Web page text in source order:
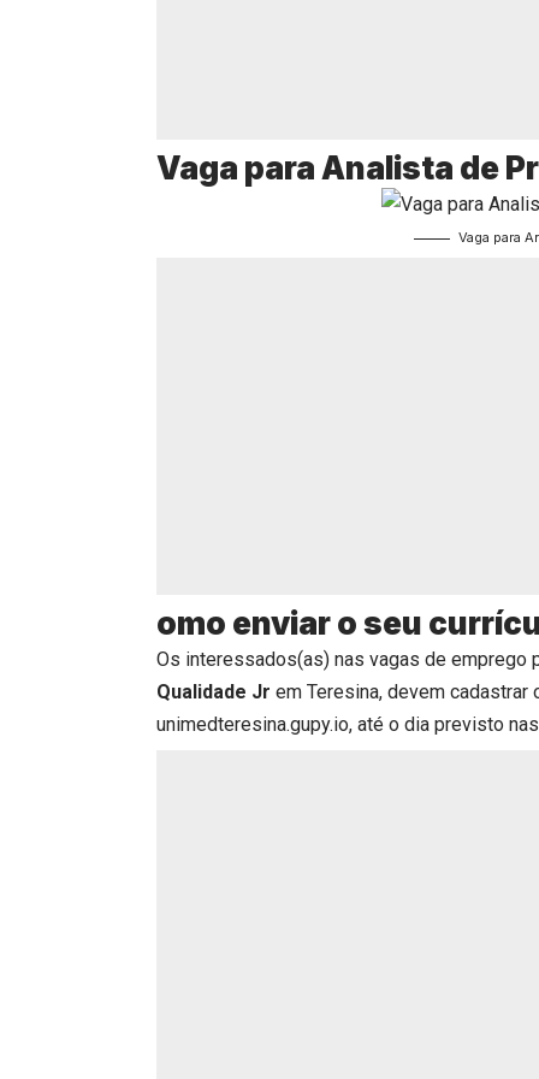
Vaga para Analista de
Vaga para
omo enviar o seu
Os interessados(as) nas vagas de emprego
Qualidade Jr em Teresina, devem cadastrar
unimedteresina.gupy.io, até o dia previsto